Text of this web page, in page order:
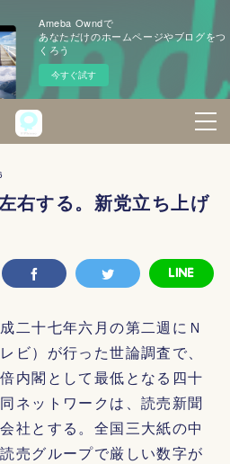
Ameba Owndで
あなただけのホームページやブログをつ
くろう
今すぐ試す
右する。新党立ち上げ
二十七年六月の第二週にＮ
ビ）が行った世論調査で、
内閣として最低となる四十
ネットワークは、読売新聞
社とする。全国三大紙の中
売グループで厳しい数字が